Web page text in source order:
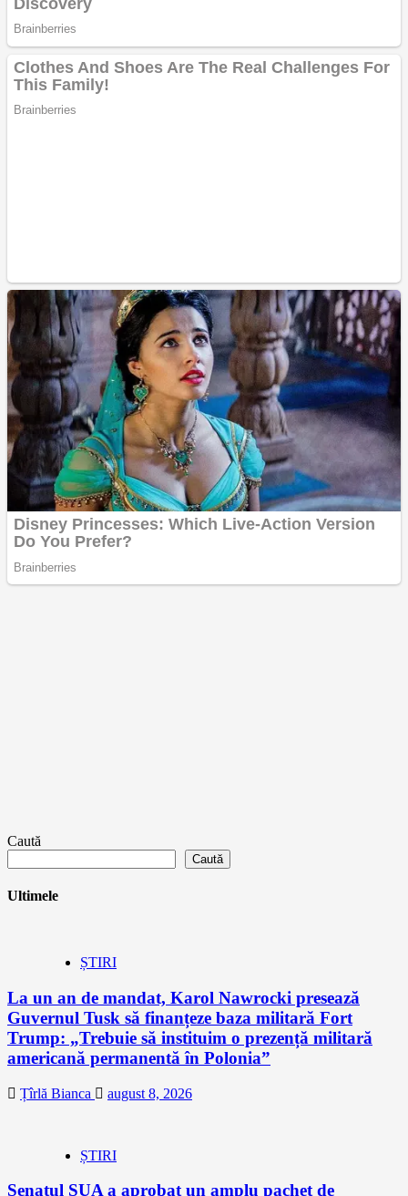
Caută
Caută
Ultimele
ȘTIRI
La un an de mandat, Karol Nawrocki presează
Guvernul Tusk să finanțeze baza militară Fort
Trump: „Trebuie să instituim o prezență militară
americană permanentă în Polonia”
Țîrlă Bianca august 8, 2026
ȘTIRI
Senatul SUA a aprobat un amplu pachet de